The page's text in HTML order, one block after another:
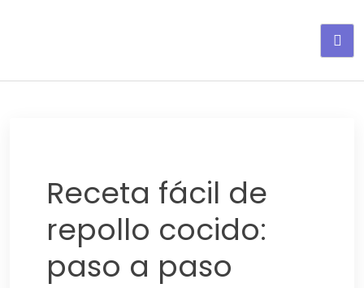
Receta fácil de
repollo cocido:
paso a paso